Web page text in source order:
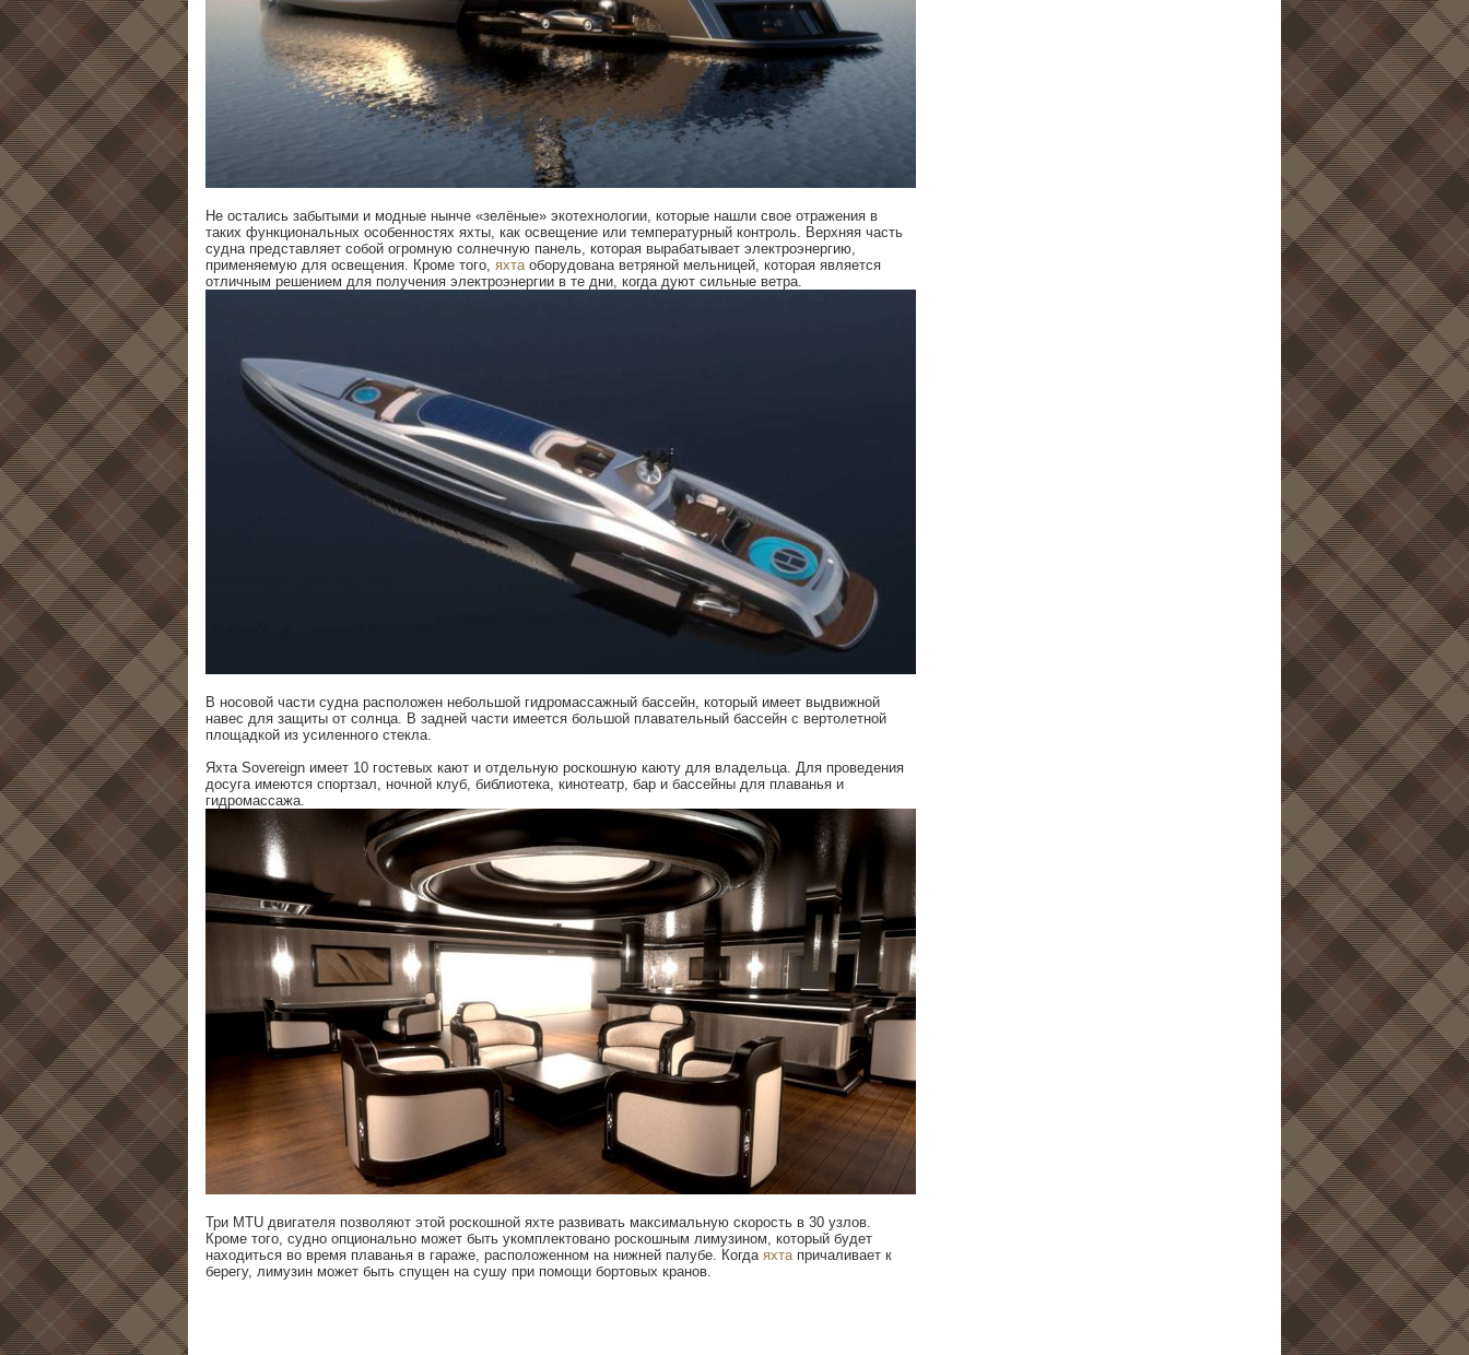
Не остались забытыми и модные нынче «зелёные» экотехнологии, которые нашли свое отражения в
таких функциональных особенностях яхты, как освещение или температурный контроль. Верхняя часть
судна представляет собой огромную солнечную панель, которая вырабатывает электроэнергию,
применяемую для освещения. Кроме того, яхта оборудована ветряной мельницей, которая является
отличным решением для получения электроэнергии в те дни, когда дуют сильные ветра.
В носовой части судна расположен небольшой гидромассажный бассейн, который имеет выдвижной
навес для защиты от солнца. В задней части имеется большой плавательный бассейн с вертолетной
площадкой из усиленного стекла.
Яхта Sovereign имеет 10 гостевых кают и отдельную роскошную каюту для владельца. Для проведения
досуга имеются спортзал, ночной клуб, библиотека, кинотеатр, бар и бассейны для плаванья и
гидромассажа.
Три MTU двигателя позволяют этой роскошной яхте развивать максимальную скорость в 30 узлов.
Кроме того, судно опционально может быть укомплектовано роскошным лимузином, который будет
находиться во время плаванья в гараже, расположенном на нижней палубе. Когда яхтапричаливает к
берегу, лимузин может быть спущен на сушу при помощи бортовых кранов.